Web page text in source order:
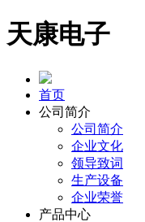
天康电子
首页
公司简介
公司简介
企业文化
领导致词
生产设备
企业荣誉
产品中心